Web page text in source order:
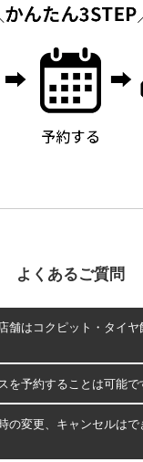
よくあるご質問
舗はコクピット・タイヤ
タイヤ館のみとなります
を予約することは可能で
のご予約は可能です。
ービスの組み合わせに限り
の変更、キャンセルはで